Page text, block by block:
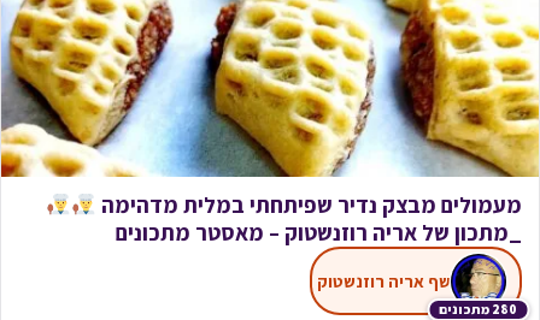
מעמולים מבצק נדיר שפיתחתי במלית מדהימה
_מתכון של אריה רוזנשטוק – מאסטר מתכונים
280 מתכונים
שף אריה רוזנשטוק